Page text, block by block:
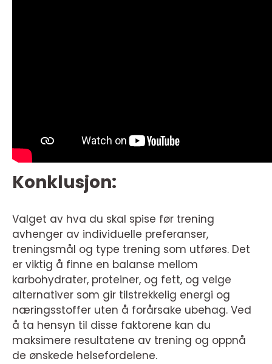
Konklusjon:
Valget av hva du skal spise før trening
avhenger av individuelle preferanser,
treningsmål og type trening som utføres. Det
er viktig å finne en balanse mellom
karbohydrater, proteiner, og fett, og velge
alternativer som gir tilstrekkelig energi og
næringsstoffer uten å forårsake ubehag. Ved
å ta hensyn til disse faktorene kan du
maksimere resultatene av trening og oppnå
de ønskede helsefordelene.